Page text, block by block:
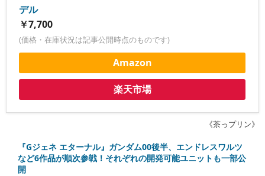
デル
￥7,700
(価格・在庫状況は記事公開時点のものです)
Amazon
楽天市場
《茶っプリン》
『Gジェネ エターナル』ガンダム00後半、エンドレスワルツ
など6作品が順次参戦！それぞれの開発可能ユニットも一部公
開